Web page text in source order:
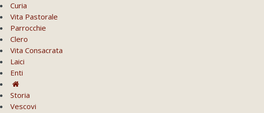
Curia
Vita Pastorale
Parrocchie
Clero
Vita Consacrata
Laici
Enti
Storia
Vescovi